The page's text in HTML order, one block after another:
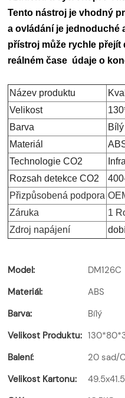
Tento nástroj je vhodný
a ovládání je jednoduché
přístroj může rychle
reálném čase údaje o
Název produktu
Velikost
Barva
Bílý
Materiál
Technologie CO2
Rozsah detekce CO2
Přizpůsobená podpora
Záruka
1
Zdroj napájení
Model:
DM126C
Materiál:
ABS
Barva:
Bílý
Velikost Produktu:
Balení:
20 sad/
Velikost Kartonu: